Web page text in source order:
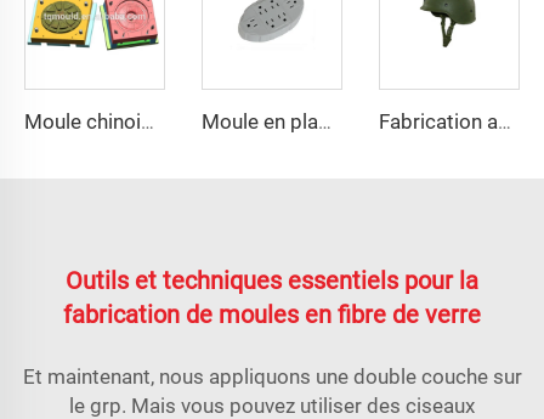
Moule chinois pour roue de voiture en fibre de carbone Moule en plastique pour prise électrique chinoise Fabrication avec une riche expérience d'outils pour casques M88
Outils et techniques essentiels pour la
fabrication de moules en fibre de verre
Et maintenant, nous appliquons une double couche sur
le grp. Mais vous pouvez utiliser des ciseaux